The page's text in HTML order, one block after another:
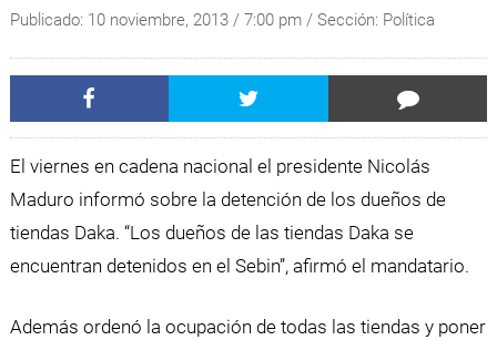
Publicado: 10 noviembre, 2013/ 7:00 pm / Sección: Política
El viernes en cadena nacional el presidente Nicolás
Maduro informó sobre la detención de los dueños de
tiendas Daka. “Los dueños de las tiendas Daka se
encuentran detenidos en el Sebin”, afirmó el mandatario.
Además ordenó la ocupación de todas las tiendas y poner